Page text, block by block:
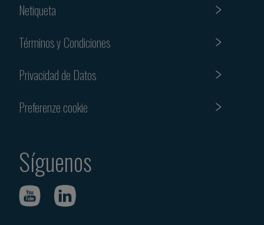
Netiqueta
Términos y Condiciones
Privacidad de Datos
Preferenze cookie
Síguenos